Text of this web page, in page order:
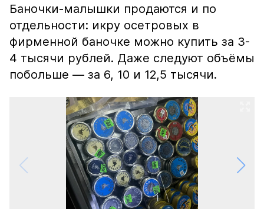
Баночки-малышки продаются и по
отдельности: икру осетровых в
фирменной баночке можно купить за 3-
4 тысячи рублей. Даже следуют объёмы
побольше — за 6, 10 и 12,5 тысячи.